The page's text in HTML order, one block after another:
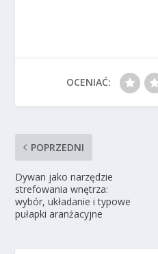
OCENIAĆ:
POPRZEDNI
Dywan jako narzędzie
strefowania wnętrza:
wybór, układanie i typowe
pułapki aranżacyjne